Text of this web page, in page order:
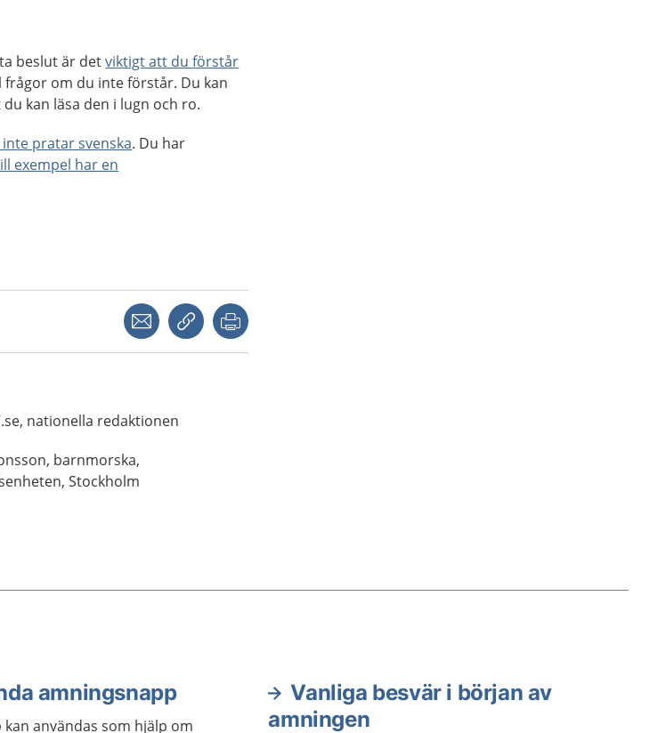
beslut är detviktigt att du förstår
frågor om du inte förstår. Du kan
kan läsa den i lugn och ro.
pratar svenska. Du har
exempel har en
Dela via mejlKopiera länk
nationella redaktionen
barnmorska,
Stockholm
amningsnapp
kan användas som hjälp om
Vanliga besvär i början av
amningen